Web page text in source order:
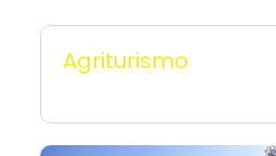
Agriturismo